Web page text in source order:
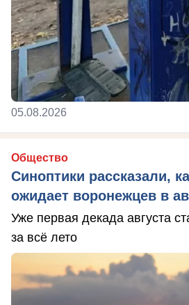
05.08.2026
Общество
Синоптики рассказали,
ожидает воронежцев в
Уже первая декада августа
за всё лето